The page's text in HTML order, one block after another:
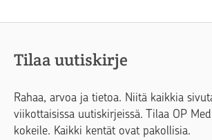
Tilaa uutiskirje
Rahaa, arvoa ja tietoa. Niitä kaikkia
viikottaisissa uutiskirjeissä. Tilaa OP
kokeile. Kaikki kentät ovat pakollisia.